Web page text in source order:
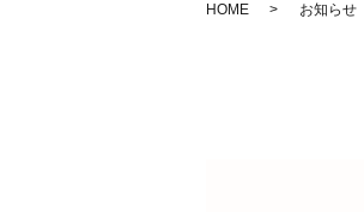
HOME お知らせ